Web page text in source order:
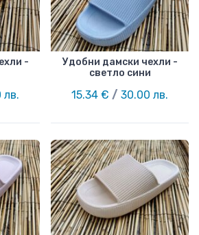
-
лв.
Удобни дамски чехли -
светло сини
15.34 € / 30.00 лв.